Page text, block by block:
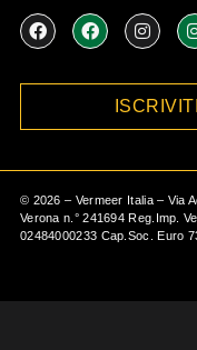
F
a
c
b
o
F
a
c
b
o
I
n
s
a
g
r
I
© 2026 – Vermeer Italia – Via
Verona n.° 241694 Reg.Imp.
02484000233 Cap.Soc. Euro